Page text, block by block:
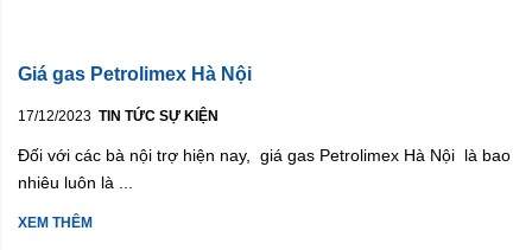
Giá gas Petrolimex Hà Nội
17/12/2023 TIN TỨC SỰ KIỆN
Đối với các bà nội trợ hiện nay, giá gas Petrolimex Hà Nội là bao
nhiêu luôn là ...
XEM THÊM